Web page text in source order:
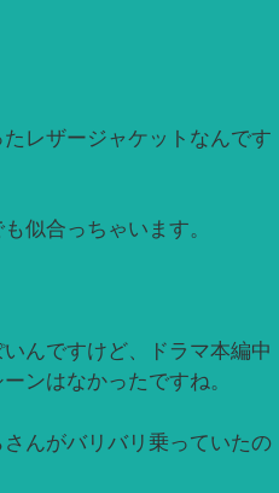
レザージャケットなんです
似合っちゃいます。
んですけど、ドラマ本編中
ンはなかったですね。
んがバリバリ乗っていたの